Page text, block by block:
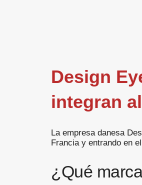
Design
integran
La empresa danesa
Francia y entrando en
¿Qué